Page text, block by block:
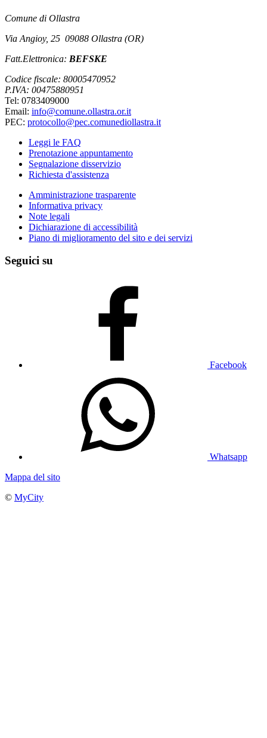
Comune di Ollastra
Via Angioy, 25 09088 Ollastra (OR)
Fatt.Elettronica: BEFSKE
Codice fiscale: 80005470952
P.IVA: 00475880951
Tel: 0783409000
Email: info@comune.ollastra.or.it
PEC: protocollo@pec.comunediollastra.it
Leggi le FAQ
Prenotazione appuntamento
Segnalazione disservizio
Richiesta d'assistenza
Amministrazione trasparente
Informativa privacy
Note legali
Dichiarazione di accessibilità
Piano di miglioramento del sito e dei servizi
Seguici su
Facebook
Whatsapp
Mappa del sito
© MyCity